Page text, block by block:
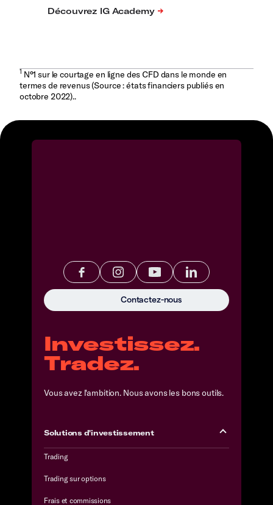
1N°1 sur le courtage en ligne des CFD dans le monde en
termes de revenus (Source : états financiers publiés en
octobre 2022)..
Investissez.
Tradez.
Vous avez l'ambition. Nous avons les bons outils.
Solutions d'investissement
Trading
Trading sur options
Frais et commissions